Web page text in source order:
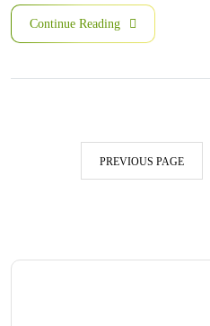
Continue Reading
PREVIOUS PAGE